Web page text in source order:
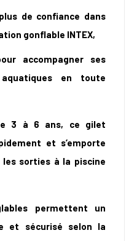
de confiance dans
gonflable INTEX,
accompagner ses
en toute
3 à 6 ans, ce gilet
et s’emporte
sorties à la piscine
permettent un
et sécurisé selon la